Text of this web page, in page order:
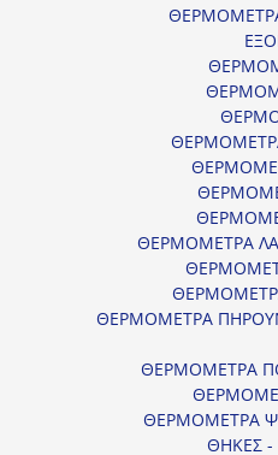
ΘΕΡΜΟΜΕΤΡΑ
ΘΕΡΜΟΜΕΤΡΑ
ΘΕΡΜΟΜΕΤΡΑ
ΘΕΡΜΟΜΕΤΡΑ
ΘΗΚΕΣ